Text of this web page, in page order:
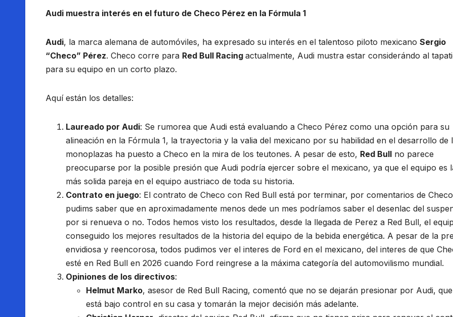
Audi muestra interés en el futuro de Checo Pérez en la Fórmula 1
Audi, la marca alemana de automóviles, ha expresado su interés en el talentoso piloto mexicano Sergio
“Checo” Pérez. Checo corre para Red Bull Racing actualmente, Audi mustra estar considerándo al
para su equipo en un corto plazo.
Aquí están los detalles:
Laureado por Audi: Se rumorea que Audi está evaluando a Checo Pérez como una opción para su
alineación en la Fórmula 1, la trayectoria y la valia del mexicano por su habilidad en el desarrollo de
monoplazas ha puesto a Checo en la mira de los teutones. A pesar de esto, Red Bull no parece
preocuparse por la posible presión que Audi podría ejercer sobre el mexicano, ya que el equipo es
más solida pareja en el equipo austriaco de toda su historia.
Contrato en juego: El contrato de Checo con Red Bull está por terminar, por comentarios de Checo
pudims saber que en aproximadamente menos dede un mes podríamos saber el desenlac del
por si renueva o no. Todos hemos visto los resultados, desde la llegada de Perez a Red Bull, el
conseguido los mejores resultados de la historia del equipo de la bebida energética. A pesar de la
envidiosa y reencorosa, todos pudimos ver el interes de Ford en el mexicano, del interes de que
esté en Red Bull en 2026 cuando Ford reingrese a la máxima categoría del automovilismo mundial.
Opiniones de los directivos:
Helmut Marko, asesor de Red Bull Racing, comentó que no se dejarán presionar por Audi,
está bajo control en su casa y tomarán la mejor decisión más adelante.